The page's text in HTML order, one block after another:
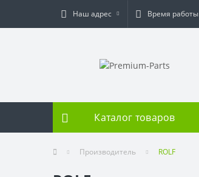
Наш адрес Время работы
Каталог товаров
Производитель ROLF